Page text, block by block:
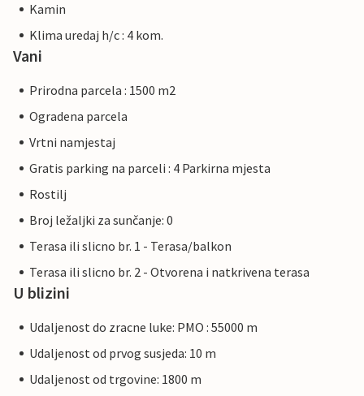
Kamin
Klima uredaj h/c : 4 kom.
Vani
Prirodna parcela : 1500 m2
Ogradena parcela
Vrtni namjestaj
Gratis parking na parceli : 4 Parkirna mjesta
Rostilj
Broj ležaljki za sunčanje: 0
Terasa ili slicno br. 1 - Terasa/balkon
Terasa ili slicno br. 2 - Otvorena i natkrivena terasa
U blizini
Udaljenost do zracne luke: PMO : 55000 m
Udaljenost od prvog susjeda: 10 m
Udaljenost od trgovine: 1800 m